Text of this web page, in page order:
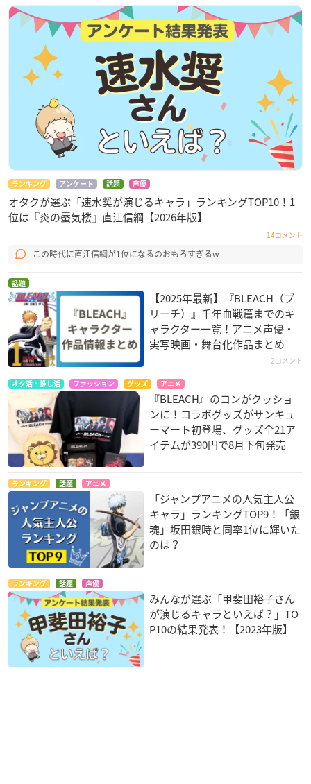
ランキング アンケート 話題 声優
オタクが選ぶ「速水奨が演じるキャラ」ランキングTOP10！1
位は『炎の蜃気楼』直江信綱【2026年版】
14コメント
この時代に直江信綱が1位になるのおもろすぎるw
話題
【2025年最新】『BLEACH（ブ
リーチ）』千年血戦篇までのキ
ャラクター一覧！アニメ声優・
実写映画・舞台化作品まとめ
2コメント
オタ活・推し活 ファッション グッズ アニメ
『BLEACH』のコンがクッショ
ンに！コラボグッズがサンキュ
ーマート初登場、グッズ全21ア
イテムが390円で8月下旬発売
ランキング 話題 アニメ
「ジャンプアニメの人気主人公
キャラ」ランキングTOP9！「銀
魂」坂田銀時と同率1位に輝いた
のは？
ランキング 話題 声優
みんなが選ぶ「甲斐田裕子さん
が演じるキャラといえば？」TO
P10の結果発表！【2023年版】